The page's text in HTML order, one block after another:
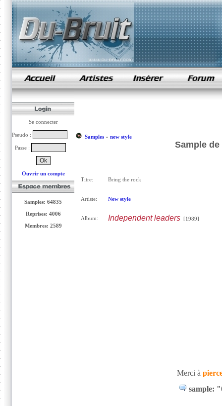
samples de rap
Se connecter
Pseudo :
Passe :
Ouvrir un compte
Samples: 64835
Reprises: 4006
Membres: 2589
Samples» new style
Sample
Titre: Bring the rock
Artiste: New style
Album: Independent leaders[1989]
Merci à
sample: